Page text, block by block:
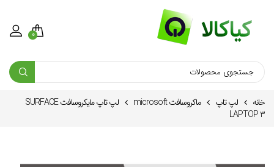
0
خانه لپ تاپ ماكروسافت microsoft
لپ تاپ مایکروسافت SURFACE
LAPTOP 3